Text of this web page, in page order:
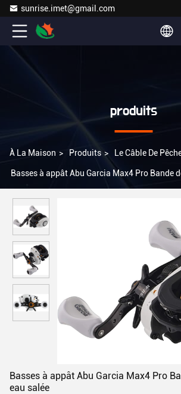
sunrise.imet@gmail.com
produits
À La Maison > Produits > Le Câble De
Basses à appât Abu Garcia Max4 Pro Bande
Basses à appât Abu Garcia Max4 Pro
eau salée